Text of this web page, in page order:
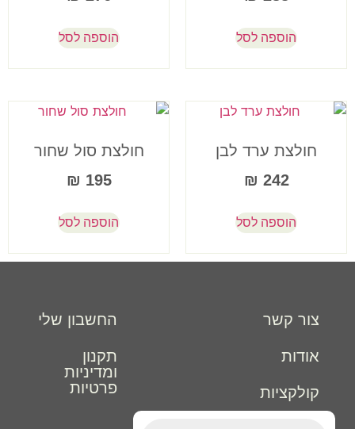
הוספה לסל הוספה לסל
חולצת ערד לבן
242
₪
הוספה לסל
חולצת סול שחור
195
₪
הוספה לסל
צור קשר
אודות
קולקציות
החשבון שלי
תקנון
ומדיניות
פרטיות